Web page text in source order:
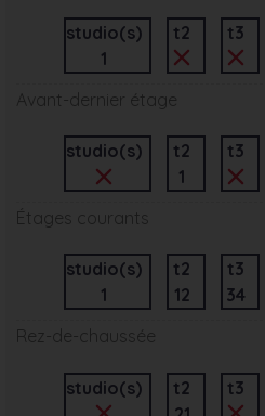
studio(s)
1
t2 t3
Avant-dernier étage
studio(s)
t2
1
t3
Étages courants
studio(s)
1
t2
12
t3
34
Rez-de-chaussée
studio(s)
t2
t3